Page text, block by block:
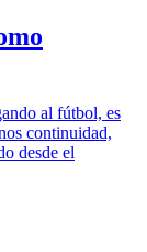
al fútbol, es
continuidad,
desde el